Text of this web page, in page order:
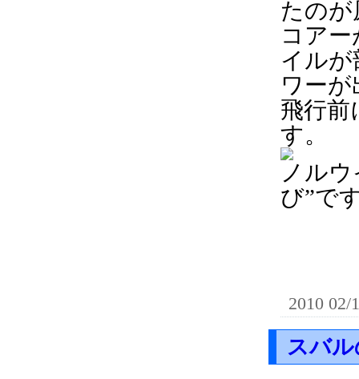
たのが
コア
イル
ワー
飛行前
す。
ノル
び”で
2010 02/
スバ